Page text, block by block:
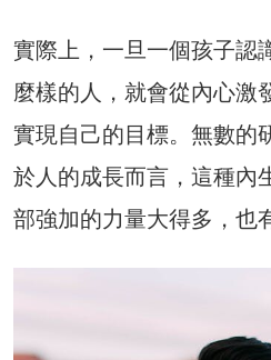
實際上，一旦一個孩子認
麼樣的人，就會從內心激
實現自己的目標。無數的
於人的成長而言，這種內
部強加的力量大得多，也